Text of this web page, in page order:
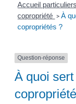
Accueil particuliers
copropriété > À
copropriétés ?
Question-réponse
À quoi